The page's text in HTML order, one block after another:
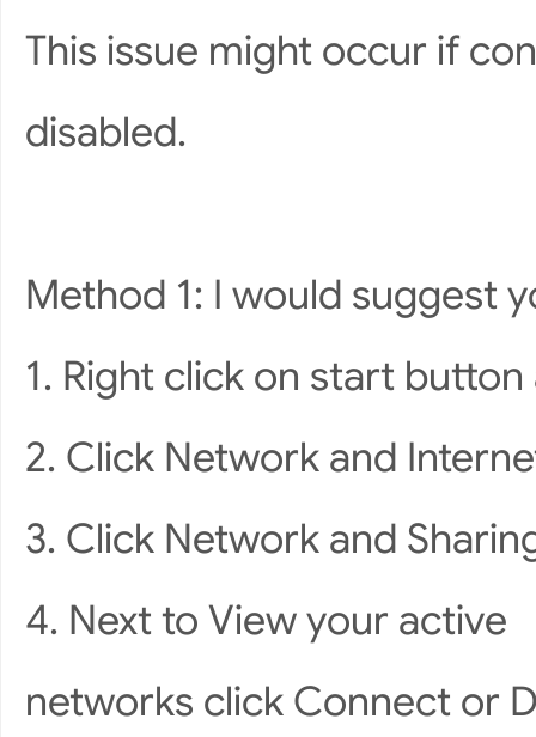
This issue might occur if
disabled.
Method 1: I would suggest
1. Right click on start
2. Click Network and
3. Click Network and
4. Next to View your active
networks click Connect or